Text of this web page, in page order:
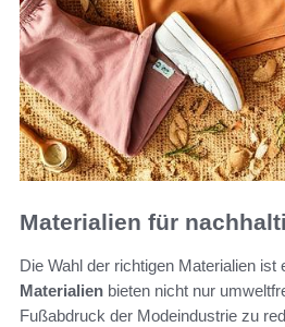
Materialien für
Die Wahl der richtigen Materialien
Materialien bieten nicht nur
Fußabdruck der Modeindustrie zu